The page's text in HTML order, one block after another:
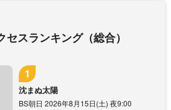
セスランキング（総合）
沈まぬ太陽
BS朝日 2026年8月15日(土) 夜9:00